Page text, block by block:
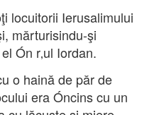
locuitorii Ierusalimului
mărturisindu-şi
Ón r‚ul Iordan.
o haină de păr de
era Óncins cu un